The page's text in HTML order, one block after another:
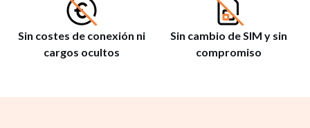
Sin costes de conexión ni
cargos ocultos
Sin cambio de SIM y sin
compromiso